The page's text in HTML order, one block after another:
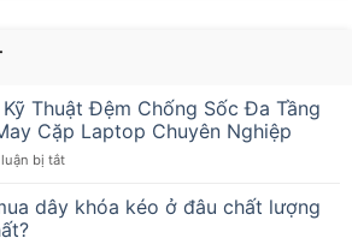
Thuật Đệm Chống Sốc Đa Tầng
Cặp Laptop Chuyên Nghiệp
bị tắtở
Chuẩn
dây khóa kéo ở đâu chất lượng